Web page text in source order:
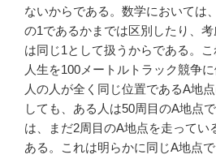
ないからである。数学においては
の1であるかまでは区別したり、
は同じ1として扱うからである。
人生を100メートルトラック競争
人の人が全く同じ位置であるA地
しても、ある人は50周目のA地点
は、まだ2周目のA地点を走ってい
ある。これは明らかに同じA地点